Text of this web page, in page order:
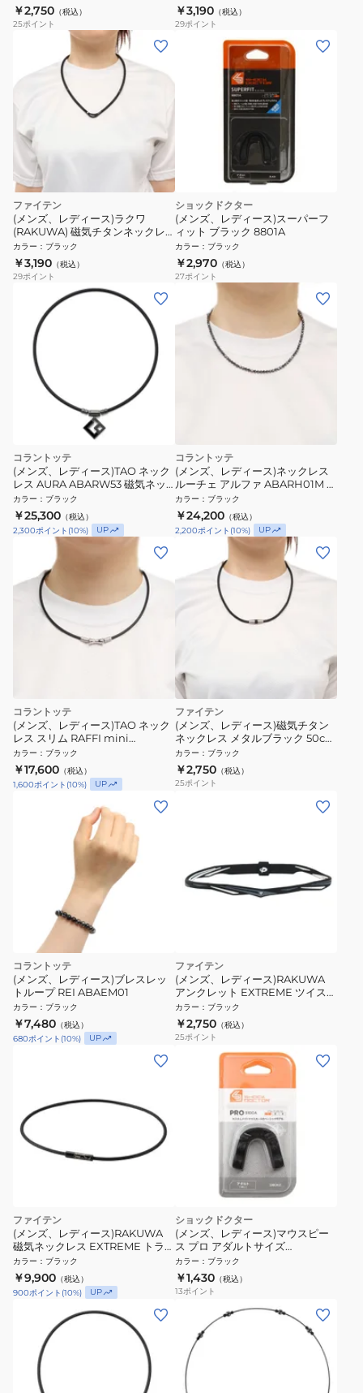
￥2,750 （税込）
25ポイント
ラック)
￥3,190 （税込）
29ポイント
ファイテン
(メンズ、レディース)ラクワ
(RAKUWA) 磁気チタンネックレ
スS-2 55cm 0215TG677054 (ブ
ラック)
カラー ： ブラック
￥3,190 （税込）
29ポイント
ショックドクター
(メンズ、レディース)スーパーフ
ィット ブラック 8801A
カラー ： ブラック
￥2,970 （税込）
27ポイント
コラントッテ
(メンズ、レディース)TAO ネック
レス AURA ABARW53 磁気ネッ
クレス
カラー ： ブラック
￥25,300 （税込）
2,300ポイント (10%) UP
コラントッテ
(メンズ、レディース)ネックレス
ルーチェ アルファ ABARH01M ブ
ラック 磁気ネックレス
カラー ： ブラック
￥24,200 （税込）
2,200ポイント (10%) UP
コラントッテ
(メンズ、レディース)TAO ネック
レス スリム RAFFI mini
ABAPT01 ブラック 磁気ネックレ
ス
カラー ： ブラック
￥17,600 （税込）
1,600ポイント (10%) UP
ファイテン
(メンズ、レディース)磁気チタン
ネックレス メタルブラック 50cm
0217TG743253
カラー ： ブラック
￥2,750 （税込）
25ポイント
コラントッテ
(メンズ、レディース)ブレスレッ
トループ REI ABAEM01
カラー ： ブラック
￥7,480 （税込）
680ポイント (10%) UP
ファイテン
(メンズ、レディース)RAKUWA
アンクレット EXTREME ツイスト
ブラック 21cm 0423TB017029
カラー ： ブラック
￥2,750 （税込）
25ポイント
ファイテン
(メンズ、レディース)RAKUWA
磁気ネックレス EXTREME トライ
バル ブラック 50cm
0223TG902053
カラー ： ブラック
￥9,900 （税込）
900ポイント (10%) UP
ショックドクター
(メンズ、レディース)マウスピー
ス プロ アダルトサイズ
PRO5100A
カラー ： ブラック
￥1,430 （税込）
13ポイント